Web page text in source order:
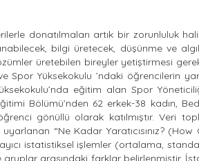
donatılmaları artık bir zorunluluk
bilgi üretecek, düşünme ve
üretebilen bireyler yetiştirmesi
Yüksekokulu ’ndaki öğrencilerin
eğitim alan Spor
Bölümü’nden 62 erkek-38 kadın,
gönüllü olarak katılmıştır. Veri
“Ne Kadar Yaratıcısınız? (How
istatistiksel işlemler (ortalama,
arasındaki farklar belirlenmiştir.